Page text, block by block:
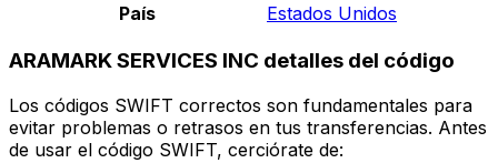
País
Estados Unidos
ARAMARK SERVICES INC detalles del código
Los códigos SWIFT correctos son fundamentales para
evitar problemas o retrasos en tus transferencias. Antes
de usar el código SWIFT, cerciórate de: